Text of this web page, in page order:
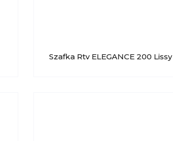
Szafka Rtv ELEGANCE 200 Lissy